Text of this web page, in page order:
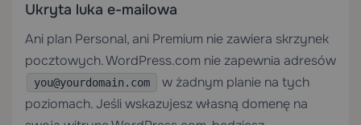
Ukryta luka e-mailowa
Ani plan Personal, ani Premium nie zawiera skrzynek
pocztowych. WordPress.com nie zapewnia adresów
you@yourdomain.com
w żadnym planie na tych
poziomach. Jeśli wskazujesz własną domenę na